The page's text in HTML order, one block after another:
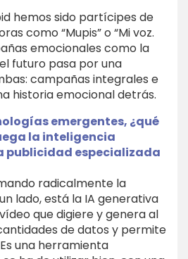
hemos sido partícipes de
como “Mupis” o “Mi voz.
emocionales como la
futuro pasa por una
campañas integrales e
historia emocional detrás.
emergentes, ¿qué
la inteligencia
publicidad especializada
radicalmente la
lado, está la IA generativa
que digiere y genera al
de datos y permite
una herramienta